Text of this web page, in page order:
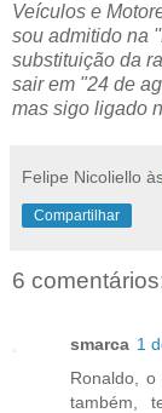
Veículos e
sou admitido na
substituição da
sair em "24 de
mas sigo ligado
Felipe Nicoliello
Compartilhar
6
smarca 1
Ronaldo,
também,